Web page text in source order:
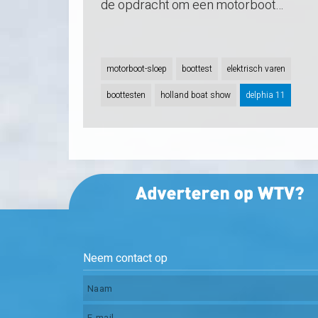
de opdracht om een motorboot…
motorboot-sloep boottest elektrisch varen
boottesten holland boat show delphia 11
Neem contact op